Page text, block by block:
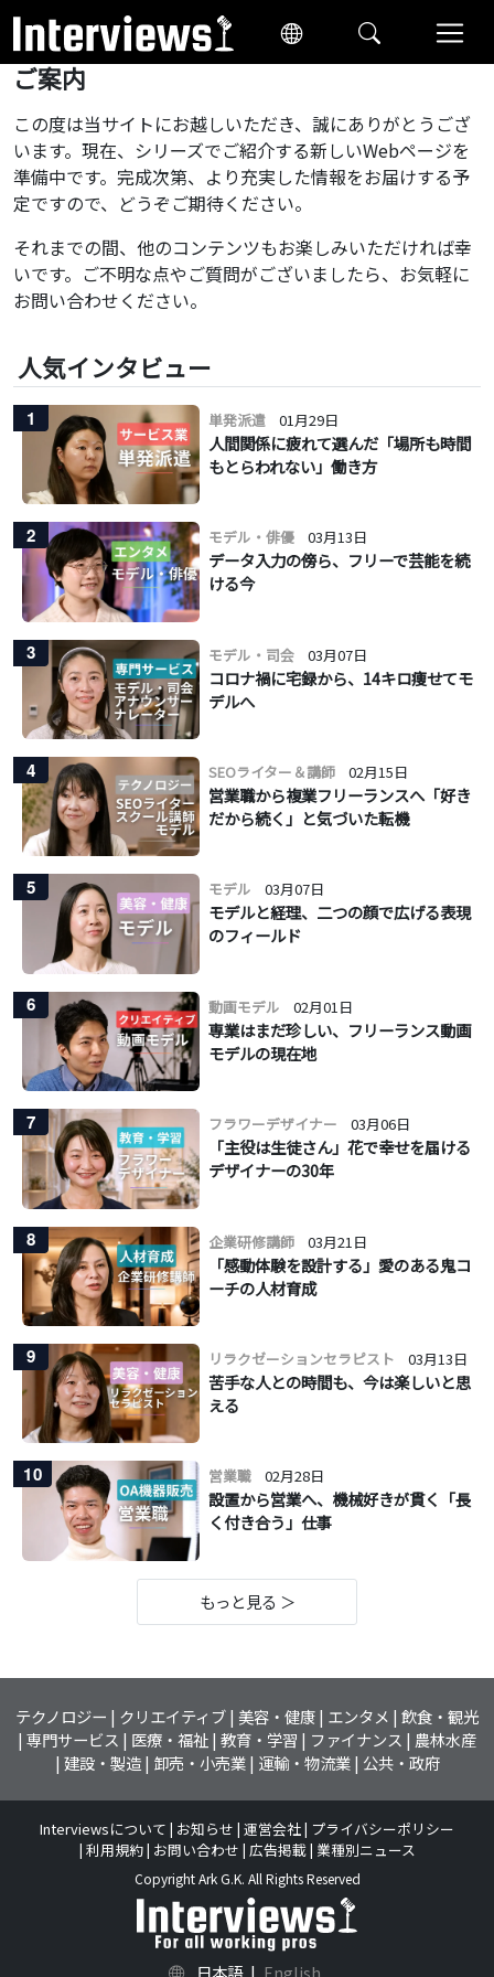
ご案内
この度は当サイトにお越しいただき、誠にありがとうござ
います。現在、シリーズでご紹介する新しいWebページを
準備中です。完成次第、より充実した情報をお届けする予
定ですので、どうぞご期待ください。
それまでの間、他のコンテンツもお楽しみいただければ幸
いです。ご不明な点やご質問がございましたら、お気軽に
お問い合わせください。
人気インタビュー
1 単発派遣 01月29日
人間関係に疲れて選んだ「場所も時間
もとらわれない」働き方
2 モデル・俳優 03月13日
データ入力の傍ら、フリーで芸能を続
ける今
3 モデル・司会 03月07日
コロナ禍に宅録から、14キロ痩せてモ
デルへ
4 SEOライター＆講師 02月15日
営業職から複業フリーランスへ「好き
だから続く」と気づいた転機
5 モデル 03月07日
モデルと経理、二つの顔で広げる表現
のフィールド
6 動画モデル 02月01日
専業はまだ珍しい、フリーランス動画
モデルの現在地
7 フラワーデザイナー 03月06日
「主役は生徒さん」花で幸せを届ける
デザイナーの30年
8 企業研修講師 03月21日
「感動体験を設計する」愛のある鬼コ
ーチの人材育成
9 リラクゼーションセラピスト 03月13日
苦手な人との時間も、今は楽しいと思
える
10 営業職 02月28日
設置から営業へ、機械好きが貫く「長
く付き合う」仕事
もっと見る ＞
テクノロジー クリエイティブ 美容・健康 エンタメ 飲食・観光
専門サービス
医療・福祉 教育・学習 ファイナンス
農林水産
建設・製造 卸売・小売業 運輸・物流業 公共・政府
Interviewsについて お知らせ 運営会社 プライバシーポリシー
利用規約 お問い合わせ 広告掲載 業種別ニュース
Copyright Ark G.K. All Rights Reserved
日本語 | English